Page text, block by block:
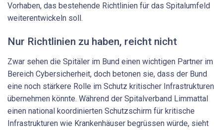
Vorhaben, das bestehende Richtlinien für das Spitalumfeld
weiterentwickeln soll.
Nur Richtlinien zu haben, reicht nicht
Zwar sehen die Spitäler im Bund einen wichtigen Partner im
Bereich Cybersicherheit, doch betonen sie, dass der Bund
eine noch stärkere Rolle im Schutz kritischer Infrastrukturen
übernehmen könnte. Während der Spitalverband Limmattal
einen national koordinierten Schutzschirm für kritische
Infrastrukturen wie Krankenhäuser begrüssen würde, sieht